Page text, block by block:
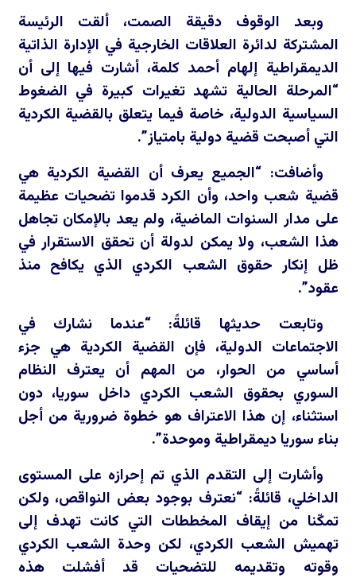
وبعد الوقوف دقيقة الصمت، ألقت الرئيسة
المشتركة لدائرة العلاقات الخارجية في الإدارة الذاتية
الديمقراطية إلهام أحمد كلمة، أشارت فيها إلى أن
“المرحلة الحالية تشهد تغيرات كبيرة في الضغوط
السياسية الدولية، خاصة فيما يتعلق بالقضية الكردية
التي أصبحت قضية دولية بامتياز”.
وأضافت: “الجميع يعرف أن القضية الكردية هي
قضية شعب واحد، وأن الكرد قدموا تضحيات عظيمة
على مدار السنوات الماضية، ولم يعد بالإمكان تجاهل
هذا الشعب، ولا يمكن لدولة أن تحقق الاستقرار في
ظل إنكار حقوق الشعب الكردي الذي يكافح منذ
عقود”.
وتابعت حديثها قائلةً: “عندما نشارك في
الاجتماعات الدولية، فإن القضية الكردية هي جزء
أساسي من الحوار، من المهم أن يعترف النظام
السوري بحقوق الشعب الكردي داخل سوريا، دون
استثناء، إن هذا الاعتراف هو خطوة ضرورية من أجل
بناء سوريا ديمقراطية وموحدة”.
وأشارت إلى التقدم الذي تم إحرازه على المستوى
الداخلي، قائلةً: “نعترف بوجود بعض النواقص، ولكن
تمكّنا من إيقاف المخططات التي كانت تهدف إلى
تهميش الشعب الكردي، لكن وحدة الشعب الكردي
وقوته وتقديمه للتضحيات قد أفشلت هذه